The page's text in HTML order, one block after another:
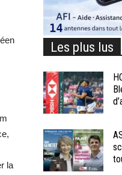
la
Les plus lus